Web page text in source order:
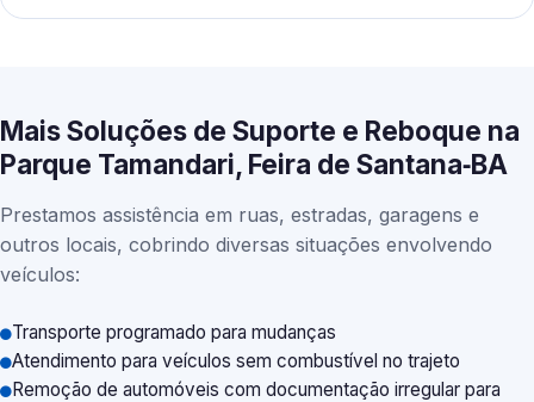
Mais Soluções de Suporte e Reboque na
Parque Tamandari, Feira de Santana‑BA
Prestamos assistência em ruas, estradas, garagens e
outros locais, cobrindo diversas situações envolvendo
veículos:
Transporte programado para mudanças
Atendimento para veículos sem combustível no trajeto
Remoção de automóveis com documentação irregular para